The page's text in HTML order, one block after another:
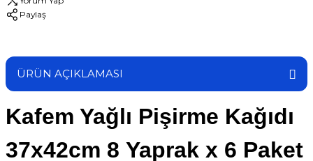
Paylaş
ÜRÜN AÇIKLAMASI
Kafem Yağlı Pişirme Kağıdı
37x42cm 8 Yaprak x 6 Paket